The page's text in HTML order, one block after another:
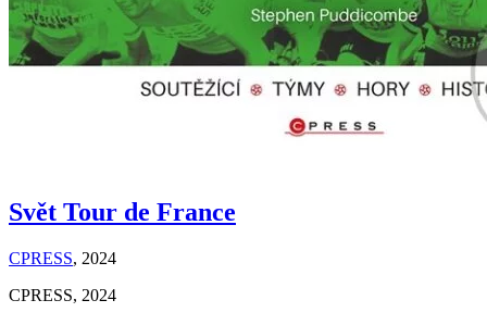
Svět Tour de France
CPRESS, 2024
CPRESS, 2024